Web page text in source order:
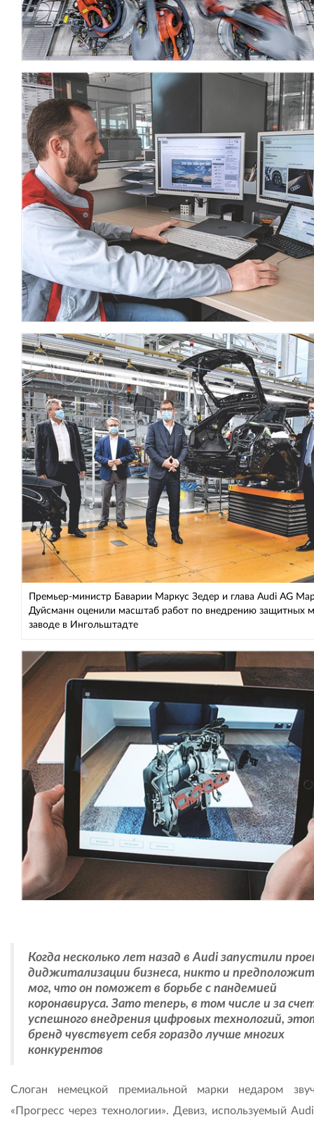
Премьер-министр Баварии Маркус Зедер и глава Audi AG
Дуйсманн оценили масштаб работ по внедрению защитных
заводе в Ингольштадте
Когда несколько лет назад в Audi запустили
диджитализации бизнеса, никто и
мог, что он поможет в борьбе с пандемией
коронавируса. Зато теперь, в том числе и за
успешного внедрения цифровых технологий,
бренд чувствует себя гораздо лучше многих
конкурентов
Слоган немецкой премиальной марки недаром
«Прогресс через технологии». Девиз, используемый